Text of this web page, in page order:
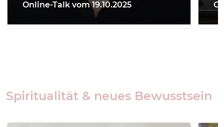
Online-Talk vom 19.10.2025
Spiritualität & neues Bewusstsein